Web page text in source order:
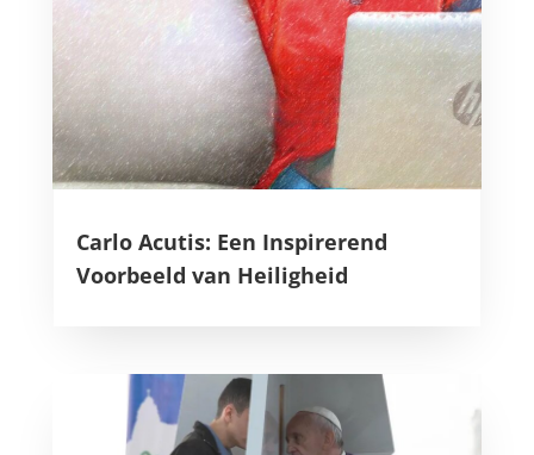
Carlo Acutis: Een Inspirerend
Voorbeeld van Heiligheid